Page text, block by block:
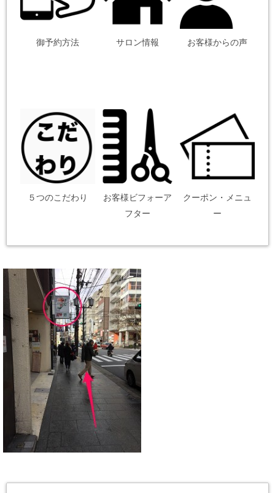
御予約方法 サロン情報 お客様からの声
５つのこだわり
お客様ビフォーア
フター
クーポン・メニュ
ー